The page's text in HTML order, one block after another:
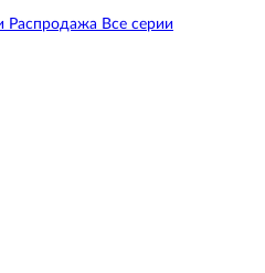
Распродажа Все серии